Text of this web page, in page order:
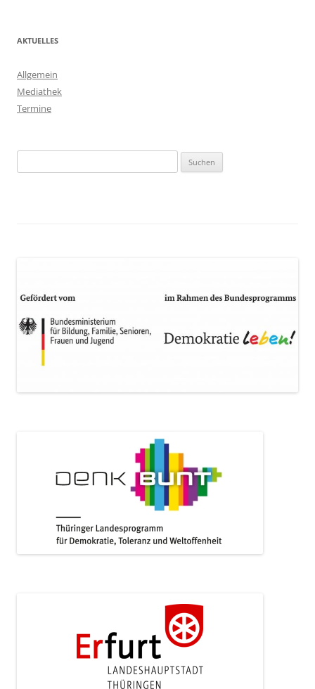
AKTUELLES
Allgemein
Mediathek
Termine
nach: